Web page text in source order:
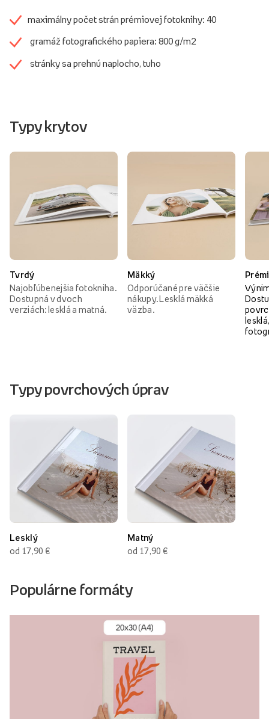
maximálny počet strán prémiovej fotoknihy: 40
gramáž fotografického papiera: 800 g/m2
stránky sa prehnú naplocho, tuho
Typy krytov
Tvrdý
Najobľúbenejšia fotokniha.
Dostupná v dvoch
verziách: lesklá a matná.
Mäkký
Odporúčané pre väčšie
nákupy. Lesklá mäkká
väzba.
Typy povrchových úprav
Lesklý
od 17,90 €
Matný
od 17,90 €
Populárne formáty